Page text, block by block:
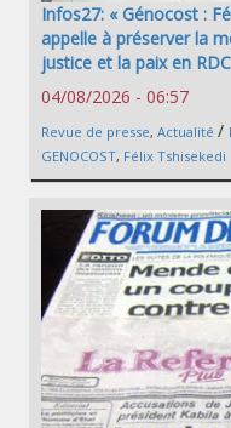
Infos27: « Génocost :
appelle à préserver la
justice et la paix en
04/08/2026 - 06:57
Revue de presse, Actualité /
GENOCOST, Félix Tshisekedi